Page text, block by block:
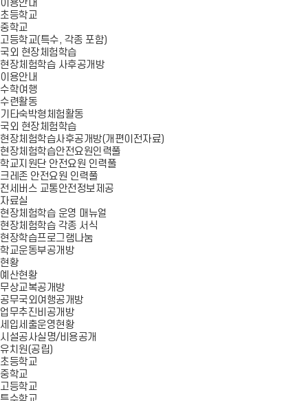
이용안내
초등학교
중학교
고등학교(특수, 각종 포함)
국외 현장체험학습
현장체험학습 사후공개방
이용안내
수학여행
수련활동
기타숙박형체험활동
국외 현장체험학습
현장체험학습사후공개방(개편이전자료)
현장체험학습안전요원인력풀
학교지원단 안전요원 인력풀
크레존 안전요원 인력풀
전세버스 교통안전정보제공
자료실
현장체험학습 운영 매뉴얼
현장체험학습 각종 서식
현장학습프로그램나눔
학교운동부공개방
현황
예산현황
무상교복공개방
공무국외여행공개방
업무추진비공개방
세입세출운영현황
시설공사실명/비용공개
유치원(공립)
초등학교
중학교
고등학교